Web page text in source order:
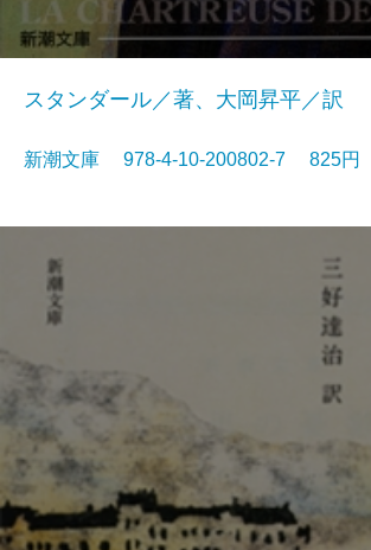
スタンダール／著、大岡昇平／訳
新潮文庫 978-4-10-200802-7 825円